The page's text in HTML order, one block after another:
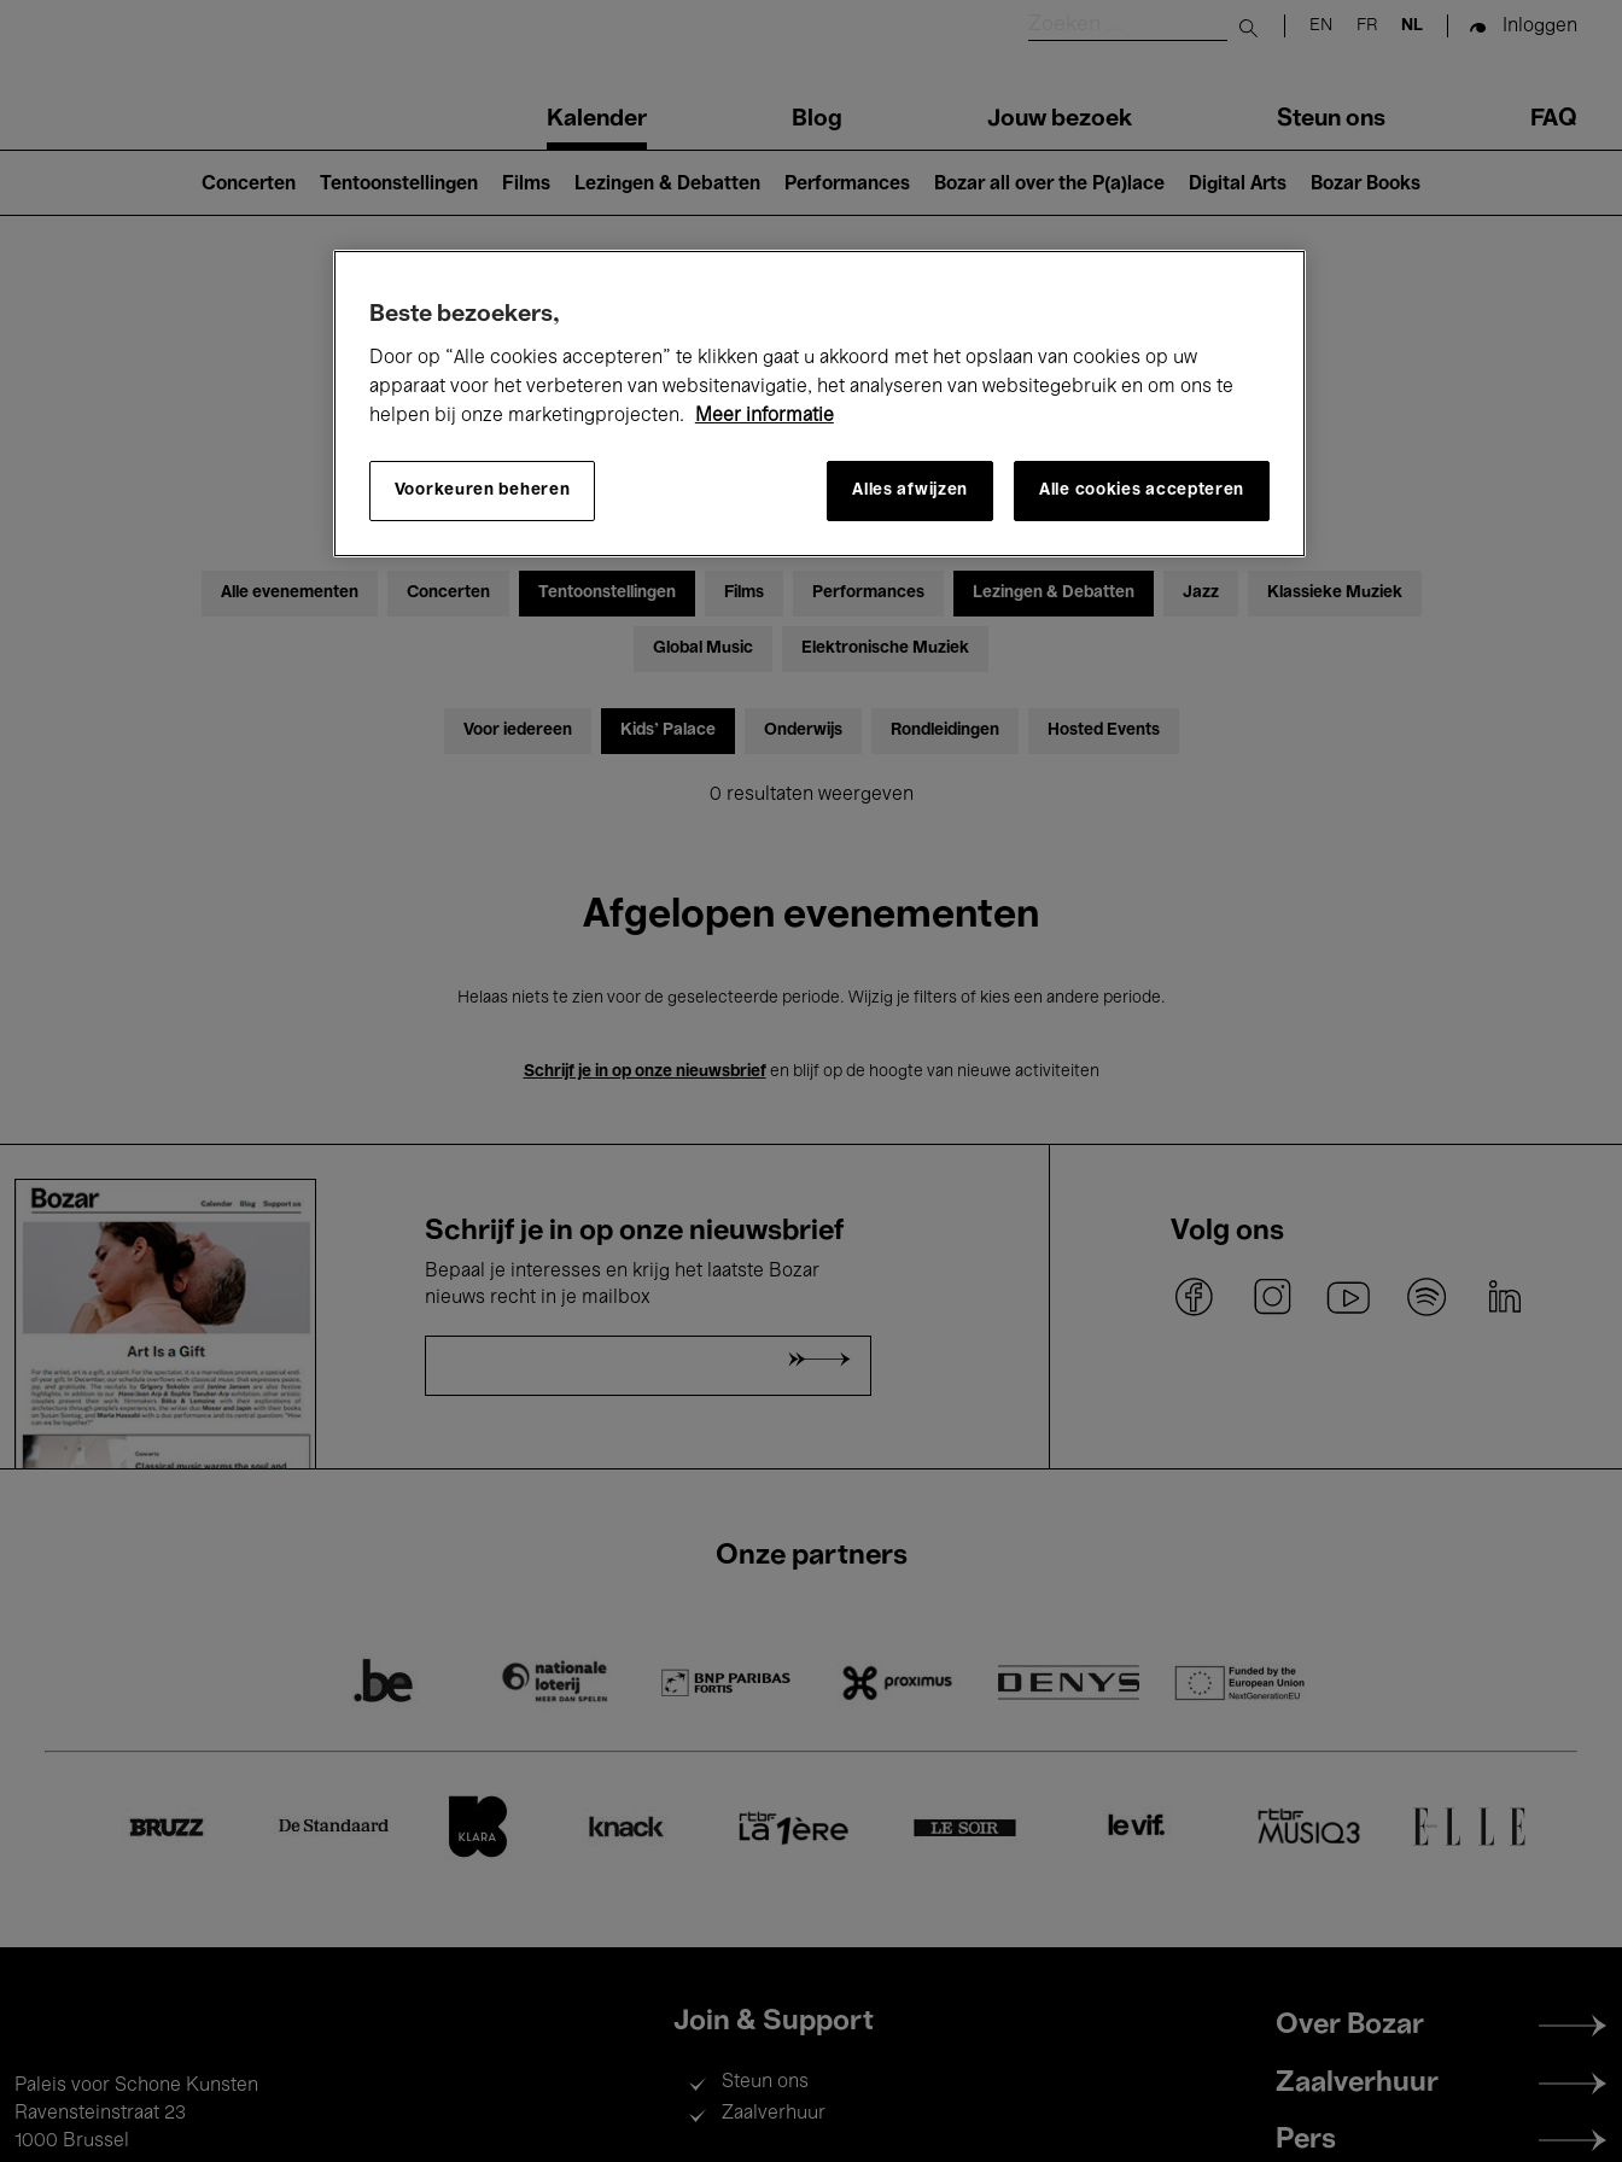
Submit search
EN FR NL Inloggen
navigationKalender Blog Jouw bezoek Steun ons FAQ
2)
Concerten Tentoonstellingen Films Lezingen & Debatten Performances Bozar all over the P(a)lace Digital Arts Bozar Books
Nu bij Bozar
Dinsdag 12 Mei 2026
Alle evenementen Concerten Tentoonstellingen Films Performances Lezingen & Debatten Jazz Klassieke Muziek
Global Music Elektronische Muziek
Voor iedereen Kids’ Palace Onderwijs Rondleidingen Hosted Events
0 resultaten weergeven
Afgelopen evenementen
Helaas niets te zien voor de geselecteerde periode. Wijzig je filters of kies een andere periode.
Schrijf je in op onze nieuwsbriefen blijf op de hoogte van nieuwe activiteiten
Schrijf je in op onze nieuwsbrief
Bepaal je interesses en krijg het laatste Bozar
nieuws recht in je mailbox
Volg ons
Onze partners
Paleis voor Schone Kunsten
Ravensteinstraat 23
1000 Brussel
Join & Support
Steun ons
Zaalverhuur
Footer
menu
Over Bozar
Zaalverhuur
Pers
Beste bezoekers,
Door op “Alle cookies accepteren” te klikken gaat u akkoord met het opslaan van cookies op uw
apparaat voor het verbeteren van websitenavigatie, het analyseren van websitegebruik en om ons te
helpen bij onze marketingprojecten.
Meer informatie
Voorkeuren beheren Alles afwijzen Alle cookies accepteren